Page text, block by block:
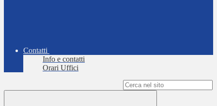
Contatti
Info e contatti
Orari Uffici